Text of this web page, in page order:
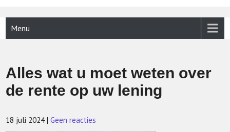
Menu
Alles wat u moet weten over
de rente op uw lening
18 juli 2024 |Geen reacties